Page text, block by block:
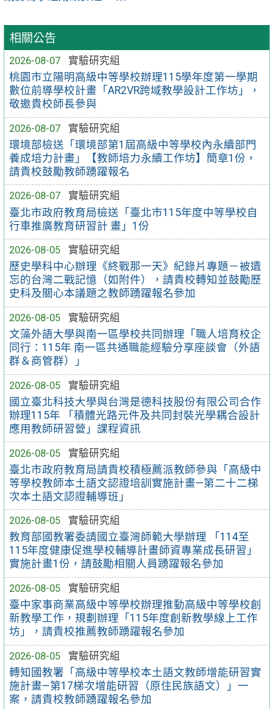
相關公告
2026-08-07
實驗研究組
桃園市立陽明高級中等學校辦理115學年度第一學期
數位前導學校計畫「AR2VR跨域教學設計工作坊」，
敬邀貴校師長參與
2026-08-07
實驗研究組
環境部檢送「環境部第1屆高級中等學校內永續部門
養成培力計畫」【教師培力永續工作坊】簡章1份，
請貴校鼓勵教師踴躍報名
2026-08-07
實驗研究組
臺北市政府教育局檢送「臺北市115年度中等學校自
行車推廣教育研習計 畫」1份
2026-08-05
實驗研究組
歷史學科中心辦理《終戰那一天》紀錄片專題－被遺
忘的台灣二戰記憶（如附件），請貴校轉知並鼓勵歷
史科及關心本議題之教師踴躍報名參加
2026-08-05
實驗研究組
文藻外語大學與南一區學校共同辦理「職人培育校企
同行：115年 南一區共通職能經驗分享座談會（外語
群＆商管群）」
2026-08-05
實驗研究組
國立臺北科技大學與台灣是德科技股份有限公司合作
辦理115年 「積體光路元件及共同封裝光學耦合設計
應用教師研習營」課程資訊
2026-08-05
實驗研究組
臺北市政府教育局請貴校積極薦派教師參與「高級中
等學校教師本土語文認證培訓實施計畫—第二十二梯
次本土語文認證輔導班」
2026-08-05
實驗研究組
教育部國教署委請國立臺灣師範大學辦理 「114至
115年度健康促進學校輔導計畫師資專業成長研習」
實施計畫1份，請鼓勵相關人員踴躍報名參加
2026-08-05
實驗研究組
臺中家事商業高級中等學校辦理推動高級中等學校創
新教學工作，規劃辦理「115年度創新教學線上工作
坊」，請貴校推薦教師踴躍報名參加
2026-08-05
實驗研究組
轉知國教署「高級中等學校本土語文教師增能研習實
施計畫—第17梯次增能研習（原住民族語文）」一
案，請貴校教師踴躍報名參加